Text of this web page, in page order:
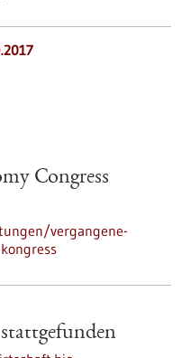
Congress
vergangene-